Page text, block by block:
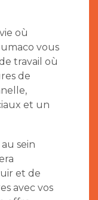
où
vous
travail où
de
et un
sein
et de
avec vos